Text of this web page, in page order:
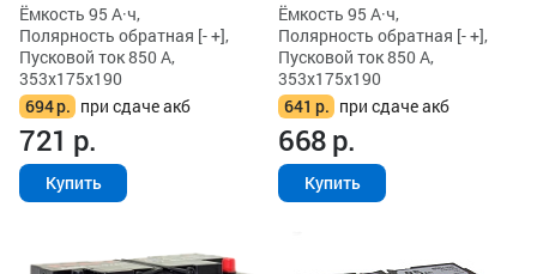
Ёмкость 95 А·ч,
Полярность обратная [- +],
Пусковой ток 850 А,
353x175x190
694р. при сдаче акб
721 р.
Купить
Ёмкость 95 А·ч,
Полярность обратная [- +],
Пусковой ток 850 А,
353x175x190
641 р. при сдаче акб
668р.
Купить